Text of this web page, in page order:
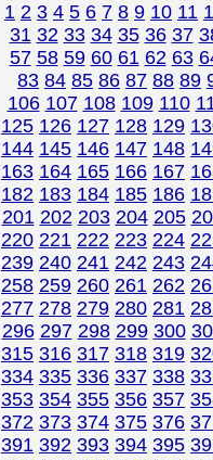
1 2 3 4 5 6 7 8 9 10 11
31 32 33 34 35 36 37
57 58 59 60 61 62 63
83 84 85 86 87 88 89
106 107 108 109 110
125 126 127 128 129
144 145 146 147 148
163 164 165 166 167
182 183 184 185 186
201 202 203 204 205
220 221 222 223 224
239 240 241 242 243
258 259 260 261 262
277 278 279 280 281
296 297 298 299 300
315 316 317 318 319
334 335 336 337 338
353 354 355 356 357
372 373 374 375 376
391 392 393 394 395